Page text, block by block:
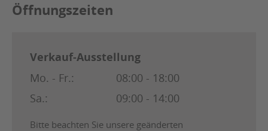
Öffnungszeiten
Verkauf-Ausstellung
Mo. - Fr.:
08:00 - 18:00
Sa.:
09:00 - 14:00
Bitte beachten Sie unsere geänderten